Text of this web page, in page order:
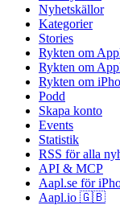
Nyhetskällor
Kategorier
Stories
Rykten om
Rykten om
Rykten om
Podd
Skapa konto
Events
Statistik
RSS för alla
API & MCP
Aapl.se för
Aapl.io 🇬🇧